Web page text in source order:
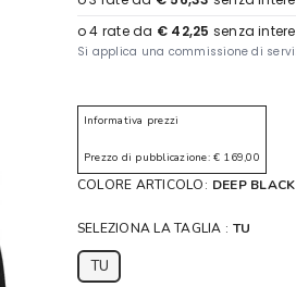
Informativa prezzi
Prezzo di pubblicazione: € 169,00
COLORE ARTICOLO: DEEP BLACK
SELEZIONA LA TAGLIA : TU
TU